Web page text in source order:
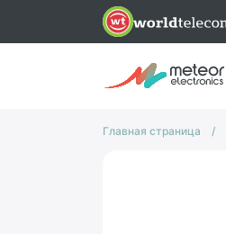
Главная страница /